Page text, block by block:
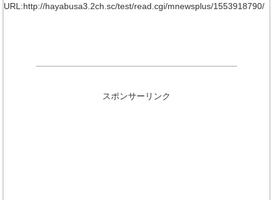
URL:http://hayabusa3.2ch.sc/test/read.cgi/mnewsplus/1553918790/
スポンサーリンク